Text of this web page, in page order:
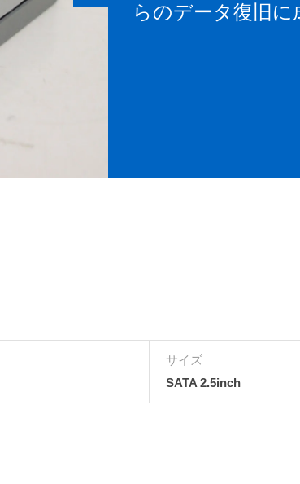
らのデータ復旧に
サイズ
SATA 2.5inch